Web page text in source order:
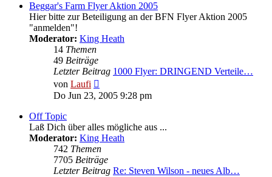
Beggar's Farm Flyer Aktion 2005
Hier bitte zur Beteiligung an der BFN Flyer Aktion 2005
"anmelden"!
Moderator: King Heath
14 Themen
49 Beiträge
Letzter Beitrag 1000 Flyer: DRINGEND Verteile…
von Laufi
Beitrag
Do Jun 23, 2005 9:28 pm
Off Topic
Laß Dich über alles mögliche aus ...
Moderator: King Heath
742 Themen
7705 Beiträge
Letzter Beitrag Re: Steven Wilson - neues Alb…